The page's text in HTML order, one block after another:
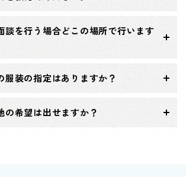
談を行う場合どこの場所で行います
服装の指定はありますか？
の希望は出せますか？